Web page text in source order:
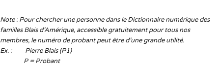
Note : Pour chercher une personne dans le Dictionnaire numérique des
familles Blais d’Amérique, accessible gratuitement pour tous nos
membres, le numéro de probant peut être d’une grande utilité.
Ex. : Pierre Blais (P1)
P = Probant